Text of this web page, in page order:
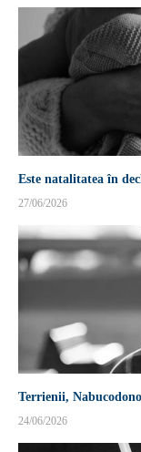
Este natalitatea în
27/06/2026
Terrienii,
24/06/2026